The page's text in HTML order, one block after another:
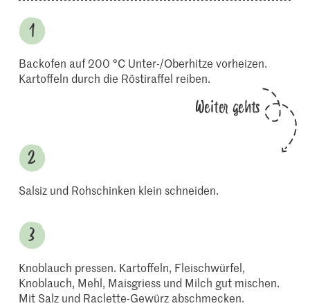
Backofen auf 200 °C Unter-/Oberhitze vorheizen.
Kartoffeln durch die Röstiraffel reiben.
Weiter gehts
Salsiz und Rohschinken klein schneiden.
Knoblauch pressen. Kartoffeln, Fleischwürfel,
Knoblauch, Mehl, Maisgriess und Milch gut mischen.
Mit Salz und Raclette-Gewürz abschmecken.